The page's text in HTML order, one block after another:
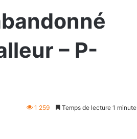
– P-
1 259 Temps de lecture 1 minute